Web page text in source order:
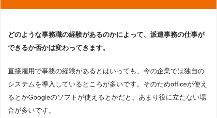
どのような事務職の経験があるのかによって、派遣事務の仕事が
できるか否かは変わってきます。
直接雇用で事務の経験があるとはいっても、今の企業では独自の
システムを導入しているところが多いです。そのためofficeが使え
るとかGoogleのソフトが使えるとかだと、あまり役に立たない場
合が多いです。